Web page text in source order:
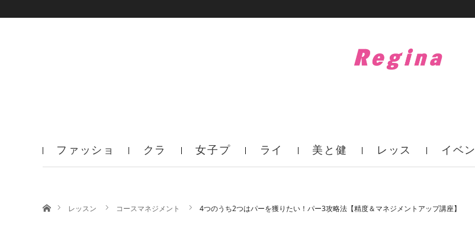
ファッショ クラ 女子プ ライ 美と健 レッス イベン
ホームレッスン コースマネジメント 4つのうち2つはパーを獲りたい！パー3攻略法【精度＆マネジメントアップ講座】